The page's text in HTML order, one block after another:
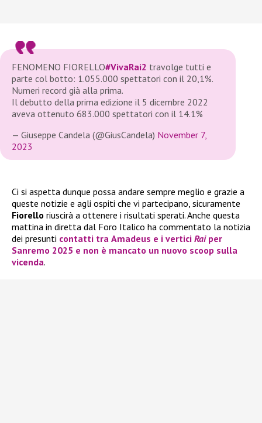
FENOMENO FIORELLO#VivaRai2 travolge tutti e
parte col botto: 1.055.000 spettatori con il 20,1%.
Numeri record già alla prima.
Il debutto della prima edizione il 5 dicembre 2022
aveva ottenuto 683.000 spettatori con il 14.1%
— Giuseppe Candela (@GiusCandela) November 7,
2023
Ci si aspetta dunque possa andare sempre meglio e grazie a
queste notizie e agli ospiti che vi partecipano, sicuramente
Fiorello riuscirà a ottenere i risultati sperati. Anche questa
mattina in diretta dal Foro Italico ha commentato la notizia
dei presunti contatti tra Amadeus e i vertici Rai per
Sanremo 2025 e non è mancato un nuovo scoop sulla
vicenda.